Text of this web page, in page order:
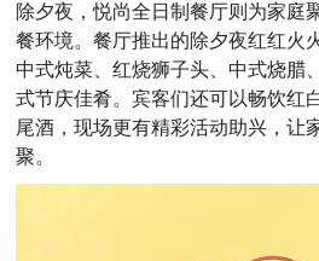
除夕夜，悦尚全日制餐厅则为家庭
餐环境。餐厅推出的除夕夜红红火
中式炖菜、红烧狮子头、中式烧腊
式节庆佳肴。宾客们还可以畅饮红
尾酒，现场更有精彩活动助兴，让
聚。